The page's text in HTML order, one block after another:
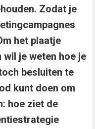
Zodat je
het plaatje
je weten hoe je
besluiten te
kunt doen om
hoe ziet de